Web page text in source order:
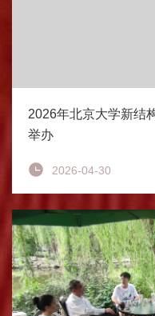
2026年北京大学新结
举办
2026-04-30